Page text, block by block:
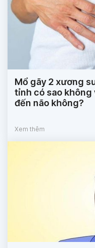
Mổ gãy 2 xương
tỉnh có sao không
đến não không?
Xem thêm